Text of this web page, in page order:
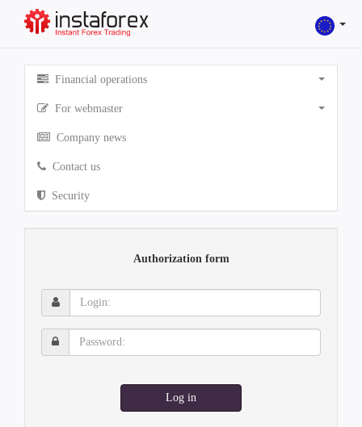
Financial operations
For webmaster
Company news
Contact us
Security
Authorization form
Login:
Password:
Log in